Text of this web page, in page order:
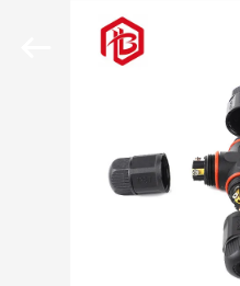
PRODUKTE